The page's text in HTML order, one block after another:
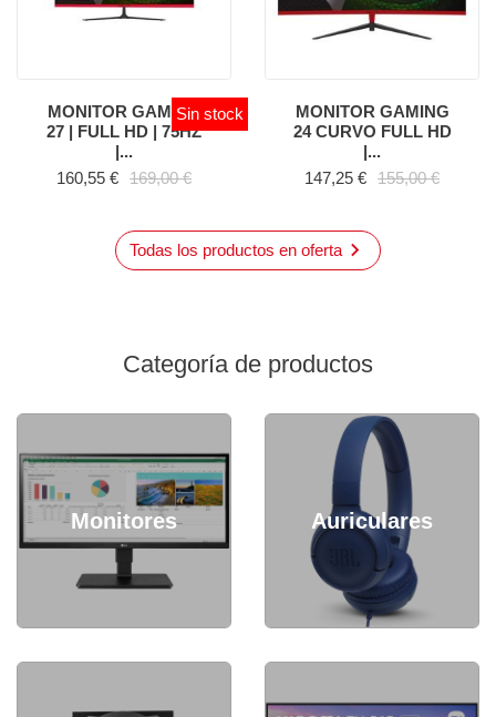
MONITOR GAMING
27 | FULL HD | 75HZ
|...
Sin stock
Precio
160,55 € Precio base
169,00 €
MONITOR GAMING
24 CURVO FULL HD
|...
Precio
147,25 € Precio base
155,00 €
Todas los productos en oferta
Categoría de productos
Monitores Auriculares